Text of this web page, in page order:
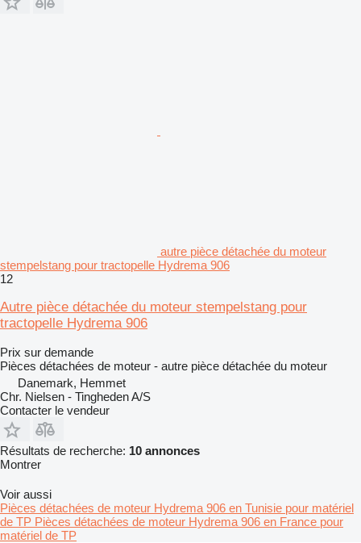
autre pièce détachée du moteur
stempelstang pour tractopelle Hydrema 906
12
Autre pièce détachée du moteur stempelstang pour
tractopelle Hydrema 906
Prix sur demande
Pièces détachées de moteur - autre pièce détachée du moteur
Danemark, Hemmet
Chr. Nielsen - Tingheden A/S
Contacter le vendeur
Résultats de recherche: 10 annonces
Montrer
Voir aussi
Pièces détachées de moteur Hydrema 906 en Tunisie pour matériel
de TP Pièces détachées de moteur Hydrema 906 en France pour
matériel de TP